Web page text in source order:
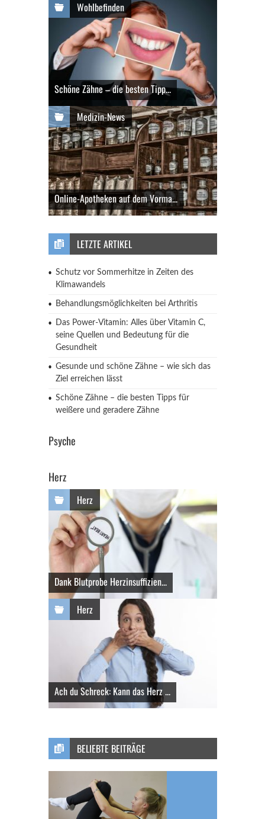
Wohlbefinden
Schöne Zähne – die besten Tipp...
Medizin-News
Online-Apotheken auf dem Vorma...
LETZTE ARTIKEL
Schutz vor Sommerhitze in Zeiten des
Klimawandels
Behandlungsmöglichkeiten bei Arthritis
Das Power-Vitamin: Alles über Vitamin C,
seine Quellen und Bedeutung für die
Gesundheit
Gesunde und schöne Zähne – wie sich das
Ziel erreichen lässt
Schöne Zähne – die besten Tipps für
weißere und geradere Zähne
Psyche
Herz
Herz
Dank Blutprobe Herzinsuffizien...
Herz
Ach du Schreck: Kann das Herz ...
BELIEBTE BEITRÄGE